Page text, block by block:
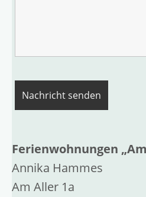
Ferienwohnungen
Annika Hammes
Am Aller 1a